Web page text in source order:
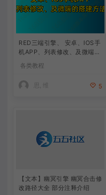
RED三端引擎、 安卓、IOS手
机APP、列表修改、及微端的
各类教程
思, 维 5
【文本】幽冥引擎 幽冥合击修
改路径大全 部分注释介绍